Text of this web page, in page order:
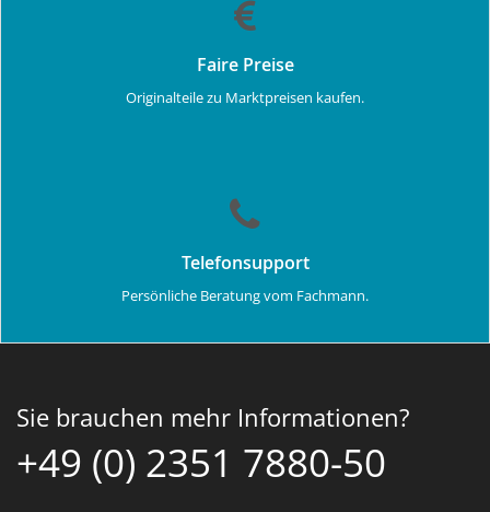
Faire Preise
Originalteile zu Marktpreisen kaufen.
Telefonsupport
Persönliche Beratung vom Fachmann.
Sie brauchen mehr Informationen?
+49 (0) 2351 7880-50